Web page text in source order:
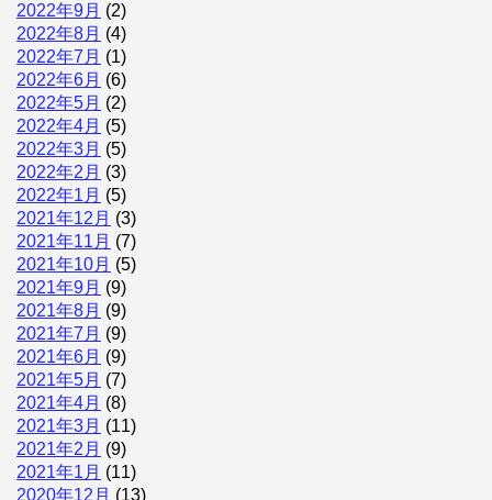
2022年9月 (2)
2022年8月 (4)
2022年7月 (1)
2022年6月 (6)
2022年5月 (2)
2022年4月 (5)
2022年3月 (5)
2022年2月 (3)
2022年1月 (5)
2021年12月 (3)
2021年11月 (7)
2021年10月 (5)
2021年9月 (9)
2021年8月 (9)
2021年7月 (9)
2021年6月 (9)
2021年5月 (7)
2021年4月 (8)
2021年3月 (11)
2021年2月 (9)
2021年1月 (11)
2020年12月 (13)